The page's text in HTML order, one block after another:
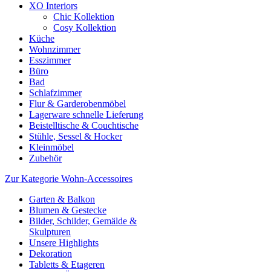
XO Interiors
Chic Kollektion
Cosy Kollektion
Küche
Wohnzimmer
Esszimmer
Büro
Bad
Schlafzimmer
Flur & Garderobenmöbel
Lagerware schnelle Lieferung
Beistelltische & Couchtische
Stühle, Sessel & Hocker
Kleinmöbel
Zubehör
Zur Kategorie Wohn-Accessoires
Garten & Balkon
Blumen & Gestecke
Bilder, Schilder, Gemälde &
Skulpturen
Unsere Highlights
Dekoration
Tabletts & Etageren